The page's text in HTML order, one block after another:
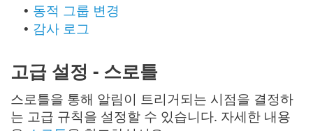
• 동적 그룹 변경
• 감사 로그
고급 설정 - 스로틀
스로틀을 통해 알림이 트리거되는 시점을 결정하
는 고급 규칙을 설정할 수 있습니다. 자세한 내용